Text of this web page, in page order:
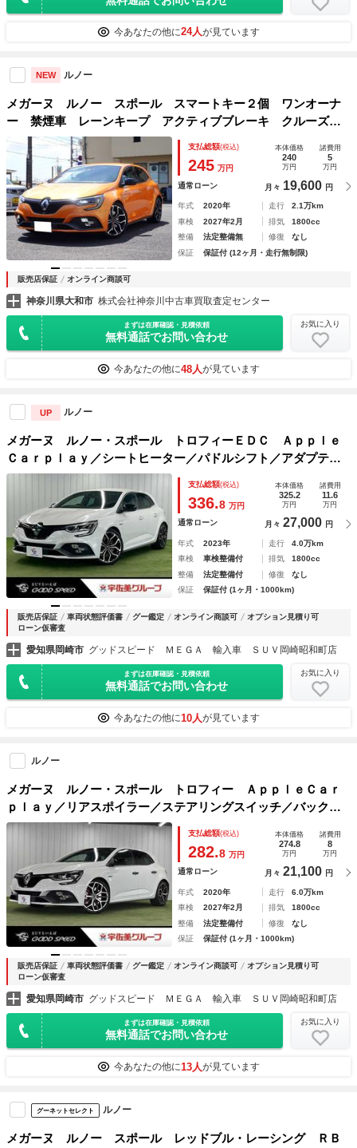
今あなたの他に24人が見ています
NEW ルノー
メガーヌ ルノー スポール スマートキー２個 ワンオーナ
ー 禁煙車 レーンキープ アクティブブレーキ クルーズコ
ントロール 前後ドライブレコーダー ＬＥＤヘッドライト
バックカメラ アンドロイドオート カープレイ ＥＴＣ 取
説
支払総額(税込)
245 万円
本体価格
240
万円
諸費用
5
万円
通常ローン 月々 19,600 円
年式 2020年 走行
2.1万km
車検
2027年2月 排気
1800cc
整備
法定整備無 修復
なし
保証
保証付 (12ヶ月・走行無制限)
販売店保証 オンライン商談可
神奈川県大和市 株式会社神奈川中古車買取査定センター
まずは在庫確認・見積依頼
無料通話でお問い合わせ
お気に入り
今あなたの他に48人が見ています
UP ルノー
メガーヌ ルノー・スポール トロフィーＥＤＣ Ａｐｐｌｅ
Ｃａｒｐｌａｙ／シートヒーター／パドルシフト／アダプティ
ブクルーズコントロール／レーンキープ／バックカメラ／ステ
アリングスイッチ／ＵＳＢポート／ＥＴＣ／ＬＥＤヘッドライ
ト／禁煙車
支払総額(税込)
336.8 万円
本体価格
325.2
万円
諸費用
11.6
万円
通常ローン 月々 27,000 円
年式 2023年 走行
4.0万km
車検
車検整備付 排気
1800cc
整備
法定整備付 修復
なし
保証
保証付 (1ヶ月・1000km)
販売店保証 車両状態評価書 グー鑑定 オンライン商談可
オプション見積り可
ローン仮審査
愛知県岡崎市 グッドスピード ＭＥＧＡ 輸入車 ＳＵＶ岡崎昭和町店
まずは在庫確認・見積依頼
無料通話でお問い合わせ
お気に入り
今あなたの他に10人が見ています
ルノー
メガーヌ ルノー・スポール トロフィー ＡｐｐｌｅＣａｒ
ｐｌａｙ／リアスポイラー／ステアリングスイッチ／バックカ
メラ／ＬＥＤヘッドライト／レッドブレーキキャリパー／ＢＳ
Ｍ／クルーズコントロール／アイドリングストップ／パドルシ
フト／ＥＴＣ
支払総額(税込)
282.8 万円
本体価格
274.8
万円
諸費用
8
万円
通常ローン 月々 21,100 円
年式 2020年 走行
6.0万km
車検
2027年2月 排気
1800cc
整備
法定整備付 修復
なし
保証
保証付 (1ヶ月・1000km)
販売店保証 車両状態評価書 グー鑑定 オンライン商談可
オプション見積り可
ローン仮審査
愛知県岡崎市 グッドスピード ＭＥＧＡ 輸入車 ＳＵＶ岡崎昭和町店
まずは在庫確認・見積依頼
無料通話でお問い合わせ
お気に入り
今あなたの他に13人が見ています
グーネットセレクト ルノー
メガーヌ ルノー スポール レッドブル・レーシング ＲＢ